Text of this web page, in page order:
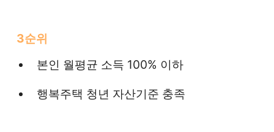
3순위
본인 월평균 소득 100% 이하
행복주택 청년 자산기준 충족